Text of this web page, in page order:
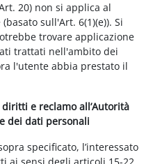
20) non si applica al
sull'Art. 6(1)(e)). Si
trovare applicazione
trattati nell'ambito dei
l'utente abbia prestato il
e reclamo all’Autorità
dei dati personali
specificato, l’interessato